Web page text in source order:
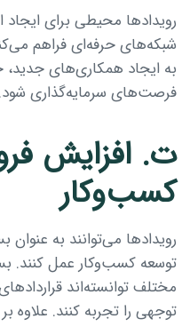
رویدادها محیطی برای
شبکه‌های حرفه‌ای فراهم
به ایجاد همکاری‌های
فرصت‌های سرمایه‌گذاری شود.
ت. افزایش
کسب‌وکار
رویدادها می‌توانند به
توسعه کسب‌وکار عمل کنند.
مختلف توانسته‌اند
توجهی را تجربه کنند. علاوه